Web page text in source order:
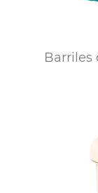
Barriles